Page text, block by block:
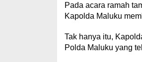
Pada acara ramah
Kapolda Maluku
Tak hanya itu,
Polda Maluku yang